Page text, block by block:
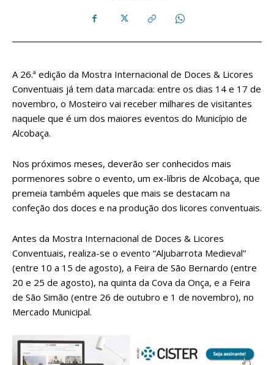
A 26.ª edição da Mostra Internacional de Doces & Licores
Conventuais já tem data marcada: entre os dias 14 e 17 de
novembro, o Mosteiro vai receber milhares de visitantes
naquele que é um dos maiores eventos do Município de
Alcobaça.
Nos próximos meses, deverão ser conhecidos mais
pormenores sobre o evento, um ex-líbris de Alcobaça, que
premeia também aqueles que mais se destacam na
confeção dos doces e na produção dos licores conventuais.
Antes da Mostra Internacional de Doces & Licores
Conventuais, realiza-se o evento “Aljubarrota Medieval”
(entre 10 a 15 de agosto), a Feira de São Bernardo (entre
20 e 25 de agosto), na quinta da Cova da Onça, e a Feira
de São Simão (entre 26 de outubro e 1 de novembro), no
Mercado Municipal.